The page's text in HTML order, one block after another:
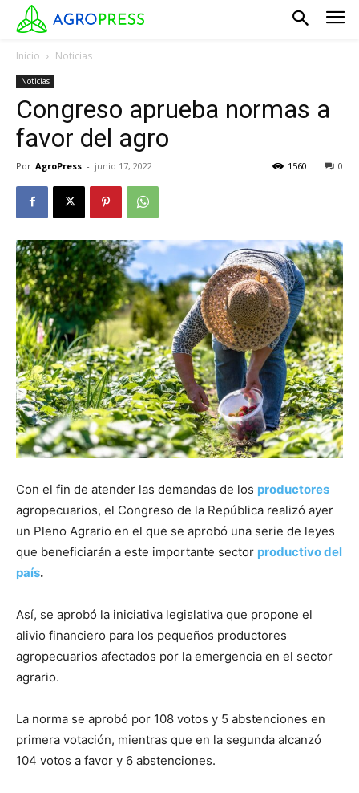
Inicio Noticias
Noticias
Congreso aprueba normas a
favor del agro
Por AgroPress - junio 17, 2022 0
1560
Con el fin de atender las demandas de los productores
agropecuarios, el Congreso de la República realizó ayer
un Pleno Agrario en el que se aprobó una serie de leyes
que beneficiarán a este importante sector productivo del
país.
Así, se aprobó la iniciativa legislativa que propone el
alivio financiero para los pequeños productores
agropecuarios afectados por la emergencia en el sector
agrario.
La norma se aprobó por 108 votos y 5 abstenciones en
primera votación, mientras que en la segunda alcanzó
104 votos a favor y 6 abstenciones.